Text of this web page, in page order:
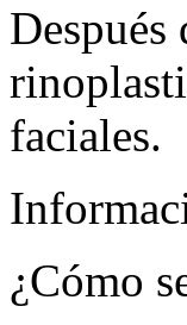
faciales.
¿Cómo